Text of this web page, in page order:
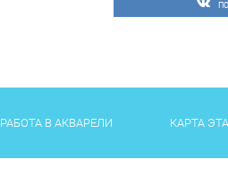
РАБОТА В АКВАРЕЛИ КАРТА